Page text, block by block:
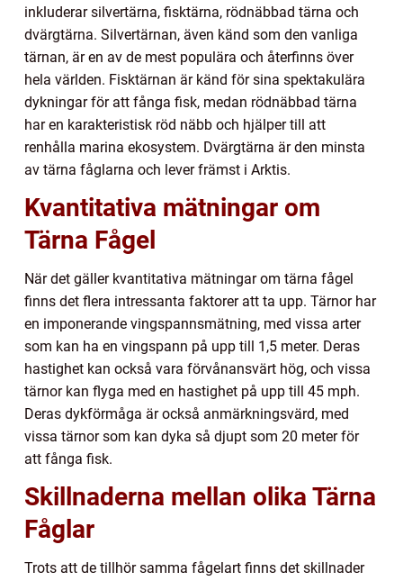
inkluderar silvertärna, fisktärna, rödnäbbad tärna och
dvärgtärna. Silvertärnan, även känd som den vanliga
tärnan, är en av de mest populära och återfinns över
hela världen. Fisktärnan är känd för sina spektakulära
dykningar för att fånga fisk, medan rödnäbbad tärna
har en karakteristisk röd näbb och hjälper till att
renhålla marina ekosystem. Dvärgtärna är den minsta
av tärna fåglarna och lever främst i Arktis.
Kvantitativa mätningar om
Tärna Fågel
När det gäller kvantitativa mätningar om tärna fågel
finns det flera intressanta faktorer att ta upp. Tärnor har
en imponerande vingspannsmätning, med vissa arter
som kan ha en vingspann på upp till 1,5 meter. Deras
hastighet kan också vara förvånansvärt hög, och vissa
tärnor kan flyga med en hastighet på upp till 45 mph.
Deras dykförmåga är också anmärkningsvärd, med
vissa tärnor som kan dyka så djupt som 20 meter för
att fånga fisk.
Skillnaderna mellan olika Tärna
Fåglar
Trots att de tillhör samma fågelart finns det skillnader